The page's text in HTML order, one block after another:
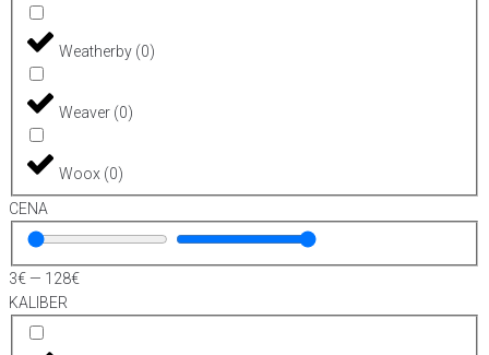
Weatherby (0)
Weaver (0)
Woox (0)
CENA
3€ — 128€
KALIBER